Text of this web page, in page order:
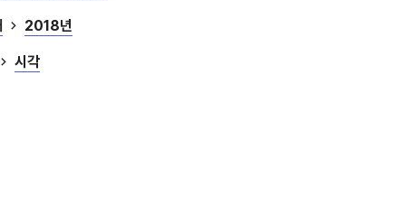
2018년
시각